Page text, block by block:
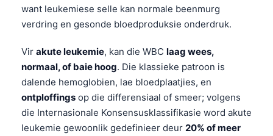
want leukemiese selle kan normale beenmurg
verdring en gesonde bloedproduksie onderdruk.
Vir akute leukemie, kan die WBC laag wees,
normaal, of baie hoog. Die klassieke patroon is
dalende hemoglobien, lae bloedplaatjies, en
ontploffings op die differensiaal of smeer; volgens
die Internasionale Konsensusklassifikasie word akute
leukemie gewoonlik gedefinieer deur 20% of meer